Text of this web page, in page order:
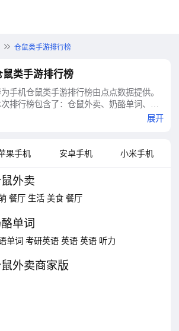
仓鼠类手游排行榜
鼠类手游排行榜
手机仓鼠类手游排行榜由点点数据提供。
排行榜包含了：仓鼠外卖、奶酪单词、仓
外卖商家版、嗨仓鼠PRO、开心猫舍、YoYo
展开
果手机 安卓手机 小米手机
外卖
餐厅 生活 美食 餐厅
单词
单词 考研英语 英语 英语 听力
外卖商家版